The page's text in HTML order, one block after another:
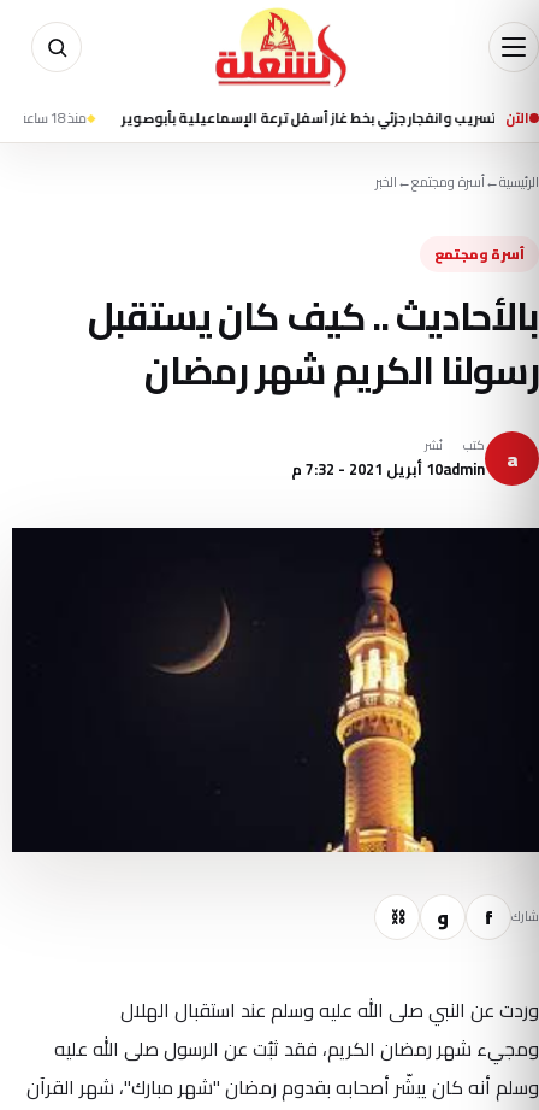
الآن
وانفجار جزئي بخط غاز أسفل ترعة الإسماعيلية بأبوصوير منذ 18 ساعة إعلام
الرئيسية←أسرة ومجتمع←الخبر
أسرة ومجتمع
بالأحاديث .. كيف كان يستقبل
رسولنا الكريم شهر رمضان
a كتب
admin
نُشر
10 أبريل 2021 - 7:32 م
شارك f و ⛓
وردت عن النبي صلى الله عليه وسلم عند استقبال الهلال
ومجيء شهر رمضان الكريم، فقد ثبُت عن الرسول صلى الله عليه
وسلم أنه كان يبشّر أصحابه بقدوم رمضان "شهر مبارك"، شهر القرآن